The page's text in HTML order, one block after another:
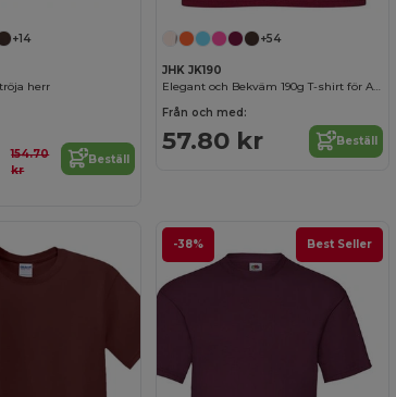
+14
herr
154.70
kr
Beställ
+54
JHK JK190
Elegant och Bekväm 190g T-shirt för Alla Kroppstyper
Från och med:
57.80 kr Beställ
-38% Best Seller